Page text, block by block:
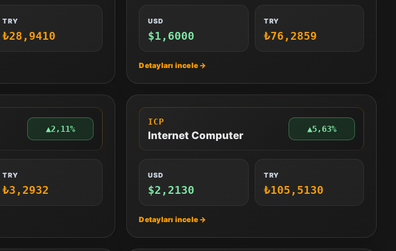
TRY
₺28,9410
USD
$1,6000
TRY
₺76,2859
▲2,11%
TRY
₺3,2932
ICP
Internet Computer
▲5,63%
USD
$2,2130
TRY
₺105,5130